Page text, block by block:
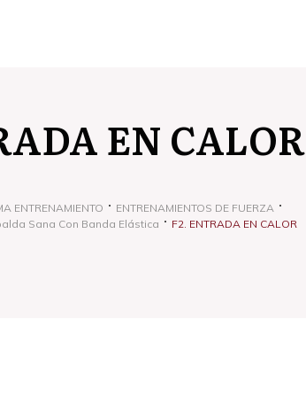
EN CALOR
ENTRENAMIENTO
ENTRENAMIENTOS DE FUERZA
Sana Con Banda Elástica
F2. ENTRADA EN CALOR